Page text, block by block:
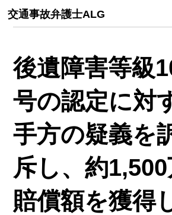
交通事故弁護士ALG
後遺障害等級
号の認定に対
手方の疑義を
斥し、約
賠償額を獲得